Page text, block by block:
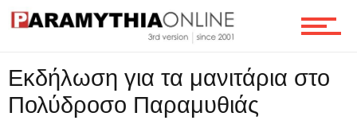
Τεχνολογία
Εκδήλωση για τα μανιτάρια στο
Πολύδροσο Παραμυθιάς